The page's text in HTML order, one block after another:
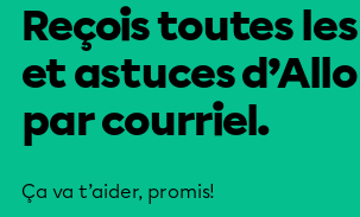
Reçois toutes
et astuces
par courriel.
Ça va t’aider, promis!